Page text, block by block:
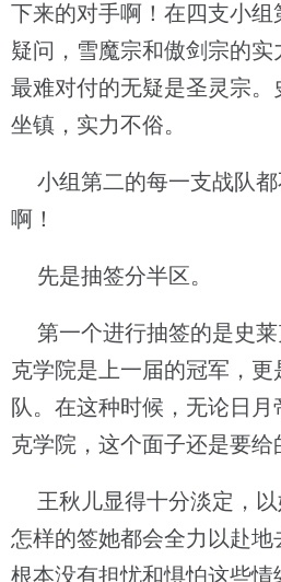
下来的对手啊！在四支小
疑问，雪魔宗和傲剑宗的
最难对付的无疑是圣灵宗
坐镇，实力不俗。
小组第二的每一支战队都
啊！
先是抽签分半区。
第一个进行抽签的是史莱
克学院是上一届的冠军，
队。在这种时候，无论日
克学院，这个面子还是要给
王秋儿显得十分淡定，以
怎样的签她都会全力以赴地
根本没有担忧和惧怕这些情